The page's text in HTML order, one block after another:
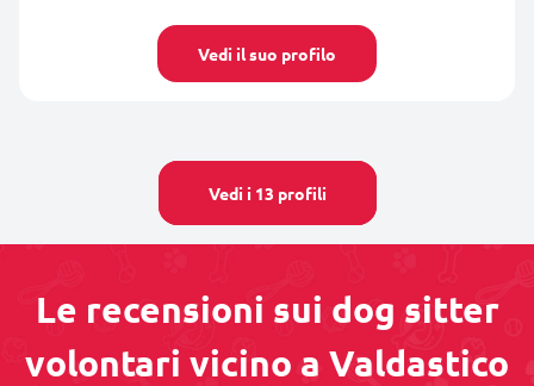
Vedi il suo profilo
Vedi i 13 profili
Le recensioni sui dog sitter
volontari vicino a Valdastico